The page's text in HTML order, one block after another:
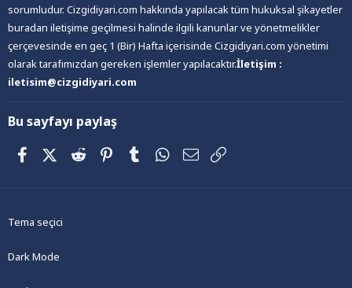
sorumludur. Cizgidiyari.com hakkında yapılacak tüm hukuksal şikayetler
buradan iletişime geçilmesi halinde ilgili kanunlar ve yönetmelikler
çerçevesinde en geç 1 (Bir) Hafta içerisinde Cizgidiyari.com yönetimi
olarak tarafımızdan gereken işlemler yapılacaktır.İletişim :
iletisim@cizgidiyari.com
Bu sayfayı paylaş
FacebookX (Twitter)
Reddit PinterestTumblrWhatsApp
E-posta
Tema seçici
Dark Mode